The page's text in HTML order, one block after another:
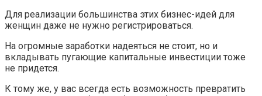
Для реализации большинства этих бизнес-идей для
женщин даже не нужно регистрироваться.
На огромные заработки надеяться не стоит, но и
вкладывать пугающие капитальные инвестиции тоже
не придется.
К тому же, у вас всегда есть возможность превратить